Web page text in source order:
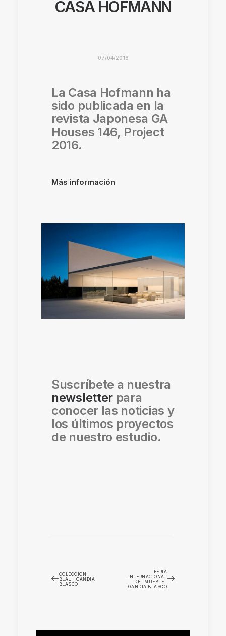
CASA HOFMANN
07/04/2016
La Casa Hofmann ha
sido publicada en la
revista Japonesa GA
Houses 146, Project
2016.
Más información
Suscríbete a nuestra
newsletter para
conocer las noticias y
los últimos proyectos
de nuestro estudio.
COLECCIÓN
BLAU | GANDIA
BLASCO
FERIA
INTERNACIONAL
DEL MUEBLE |
GANDIA BLASCO